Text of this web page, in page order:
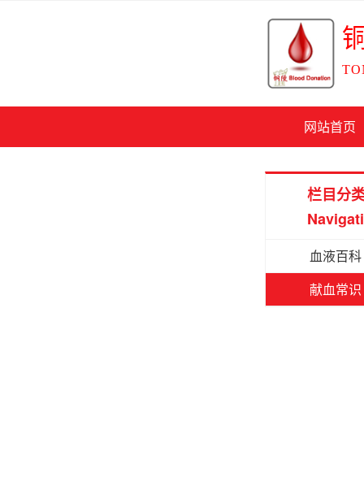
网站首页
栏目分
血液百科
献血常识